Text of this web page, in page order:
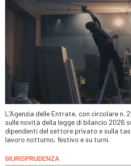
L'Agenzia delle Entrate, con circolare n.
sulle novità della legge di bilancio 2026
dipendenti del settore privato e sulla
lavoro notturno, festivo e su turni.
GIURISPRUDENZA